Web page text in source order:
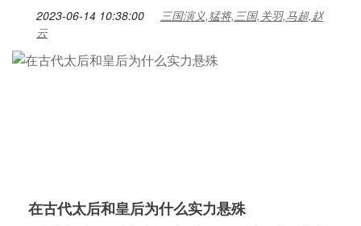
2023-06-14 10:38:00
三国演义,猛将,三国,关羽,马超,赵
云
在古代太后和皇后为什么实力悬殊